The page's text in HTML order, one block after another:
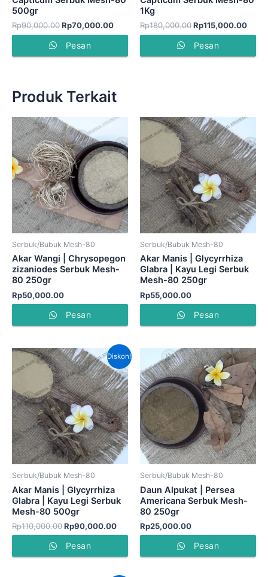
500gr
Rp90,000.00Rp70,000.00
Pesan
1Kg
Rp180,000.00Rp115,000.00
Pesan
Produk Terkait
Serbuk/Bubuk Mesh-80
Akar Wangi | Chrysopegon
zizaniodes Serbuk Mesh-
80 250gr
Rp50,000.00
Pesan
Serbuk/Bubuk Mesh-80
Akar Manis | Glycyrrhiza
Glabra | Kayu Legi Serbuk
Mesh-80 250gr
Rp55,000.00
Pesan
Diskon!
Serbuk/Bubuk Mesh-80
Akar Manis | Glycyrrhiza
Glabra | Kayu Legi Serbuk
Mesh-80 500gr
Rp110,000.00
Harga
aslinya
adalah:
Rp110,000.00.
Rp90,000.00
Harga
saat
ini
adalah:
Rp90,000.00.
Pesan
Serbuk/Bubuk Mesh-80
Daun Alpukat | Persea
Americana Serbuk Mesh-
80 250gr
Rp25,000.00
Pesan